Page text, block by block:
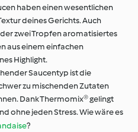
haben einen wesentlichen
deines Gerichts. Auch
zwei Tropfen aromatisiertes
aus einem einfachen
Highlight.
Saucentyp ist die
zu mischenden Zutaten
Dank Thermomix® gelingt
ohne jeden Stress. Wie wäre es
?